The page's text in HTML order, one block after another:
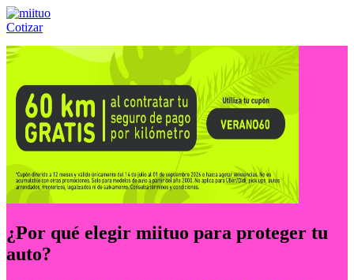
Cotizar
Llámanos al:(55) 84-21-05-00 ó
¿Por qué elegir miituo para proteger tu
auto?